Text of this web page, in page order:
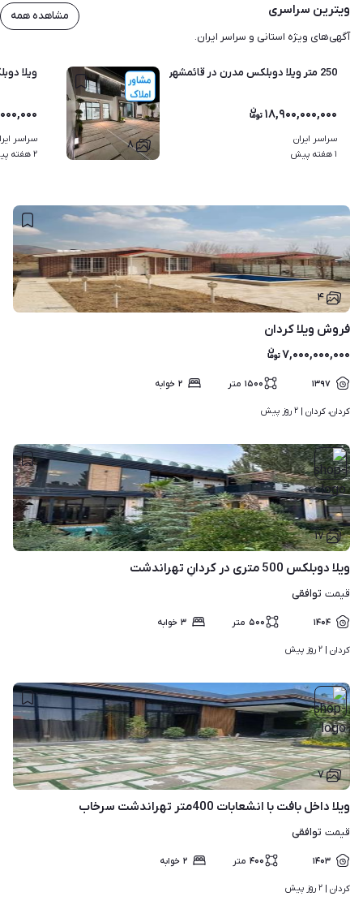
ویترین سراسری
آگهی‌های ویژه استانی و سراسر ایران.
مشاهده همه
۸
250 متر ویلا دوبلکس مدرن در قائمشهر .خیابان تهران
۱۸,۹۰۰,۰۰۰,۰۰۰
سراسر ایران
۱ هفته پیش
ویلا
سراسر
۲ هفته پیش
۴
فروش ویلا کردان
۷,۰۰۰,۰۰۰,۰۰۰
۱۳۹۷ ۱۵۰۰ متر ۲ خوابه
کردان، کردان | ۲ روز پیش
۱۷
ویلا دوبلکس 500 متری در کردانِ تهراندشت
قیمت توافقی
۱۴۰۴ ۵۰۰ متر ۳ خوابه
کردان | ۲ روز پیش
۷
ویلا داخل بافت با انشعابات 400متر تهراندشت سرخاب
قیمت توافقی
۱۴۰۳ ۴۰۰ متر ۲ خوابه
کردان | ۲ روز پیش